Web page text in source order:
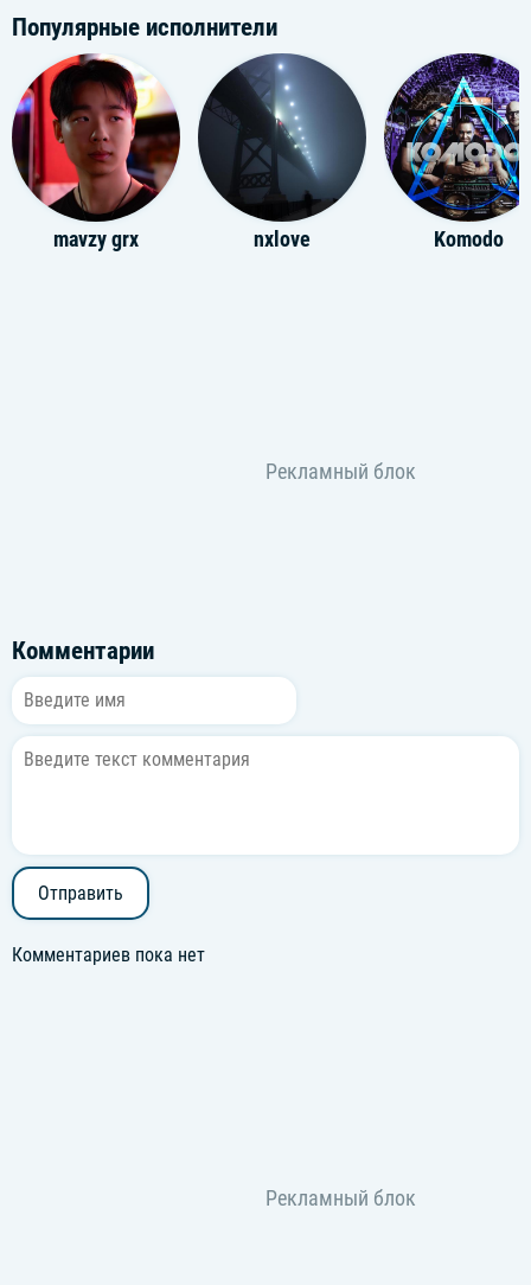
Популярные исполнители
mavzy grx nxlove Komodo
Комментарии
Отправить
Комментариев пока нет